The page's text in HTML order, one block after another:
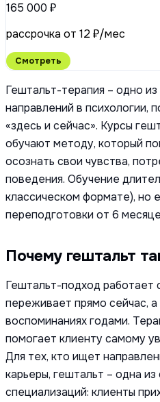
165 000 ₽
рассрочка от 12 ₽/мес
Смотреть
Гештальт-терапия – одно
направлений в психологии,
«здесь и сейчас». Курсы
обучают методу, который
осознать свои чувства,
поведения. Обучение
классическом формате), но
переподготовки от 6
Почему гештальт
Гештальт-подход работает
переживает прямо сейчас,
воспоминаниях годами.
помогает клиенту самому
Для тех, кто ищет
карьеры, гештальт – одна
специализаций: клиенты